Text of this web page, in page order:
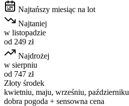
Najtańszy miesiąc na lot
Najtaniej
w listopadzie
od 249 zł
Najdrożej
w sierpniu
od 747 zł
Złoty środek
kwietniu, maju, wrześniu, październiku
dobra pogoda + sensowna cena